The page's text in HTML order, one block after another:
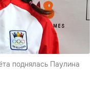
поднялась Паулина